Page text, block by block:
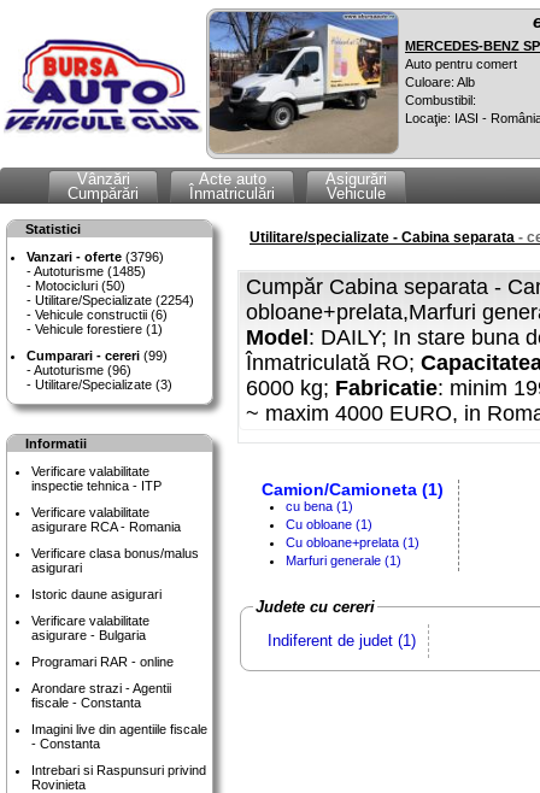
MERCEDES-BENZ
Auto pentru comert
Culoare: Alb
Combustibil:
Locaţie: IASI -
Vânzări
Cumpărări
Acte auto
Înmatriculări
Asigurări
Vehicule
Statistici
Vanzari - oferte (3796)
Autoturisme (1485)
Motocicluri (50)
Utilitare/Specializate (2254)
Vehicule constructii (6)
Vehicule forestiere (1)
Cumparari - cereri (99)
Autoturisme (96)
Utilitare/Specializate (3)
Informatii
Verificare valabilitate
inspectie tehnica - ITP
Verificare valabilitate
asigurare RCA - Romania
Verificare clasa bonus/malus
asigurari
Istoric daune asigurari
Verificare valabilitate
asigurare - Bulgaria
Programari RAR - online
Arondare strazi - Agentii
fiscale - Constanta
Imagini live din agentiile fiscale
- Constanta
Intrebari si Raspunsuri privind
Rovinieta
Utilitare/specializate - Cabina separata -
Cumpăr Cabina separata -
obloane+prelata,Marfuri
Model : DAILY; In stare buna
Înmatriculată RO;
6000 kg; Fabricatie: minim
~ maxim 4000 EURO, in
Camion/Camioneta (1)
cu bena (1)
Cu obloane (1)
Cu obloane+prelata (1)
Marfuri generale (1)
Judete cu cereri
Indiferent de judet (1)